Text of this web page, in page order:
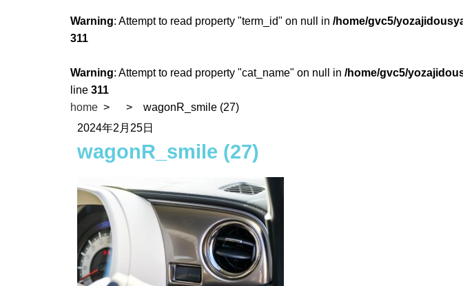
Warning: Attempt to read property "term_id" on null in /home/gvc5/
311
Warning: Attempt to read property "cat_name" on null in /home/gvc5/
line 311
home
wagonR_smile (27)
2024年2月25日
wagonR_smile (27)